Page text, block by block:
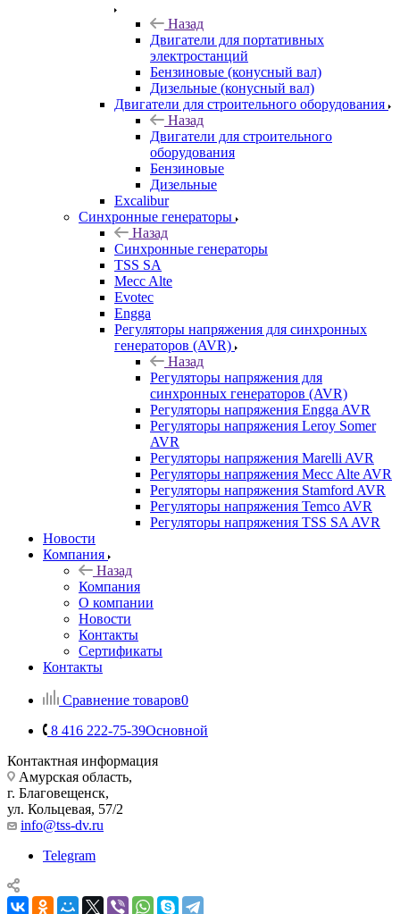
Назад
Двигатели для портативных
электростанций
Бензиновые (конусный вал)
Дизельные (конусный вал)
Двигатели для строительного оборудования
Назад
Двигатели для строительного
оборудования
Бензиновые
Дизельные
Excalibur
Синхронные генераторы
Назад
Синхронные генераторы
TSS SA
Mecc Alte
Evotec
Engga
Регуляторы напряжения для синхронных
генераторов (AVR)
Назад
Регуляторы напряжения для
синхронных генераторов (AVR)
Регуляторы напряжения Engga AVR
Регуляторы напряжения Leroy Somer
AVR
Регуляторы напряжения Marelli AVR
Регуляторы напряжения Mecc Alte AVR
Регуляторы напряжения Stamford AVR
Регуляторы напряжения Temco AVR
Регуляторы напряжения TSS SA AVR
Новости
Компания
Назад
Компания
О компании
Новости
Контакты
Сертификаты
Контакты
Сравнение товаров0
8 416 222-75-39Основной
Контактная информация
Амурская область,
г. Благовещенск,
ул. Кольцевая, 57/2
info@tss-dv.ru
Telegram